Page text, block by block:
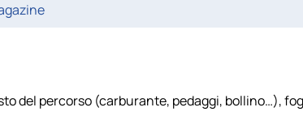
del percorso (carburante, pedaggi, bollino…),